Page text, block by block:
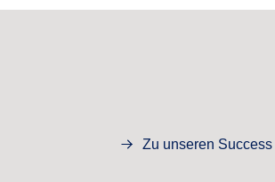
Zu unseren